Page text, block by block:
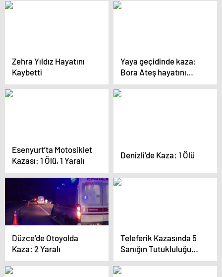
kahreden sonu…
turistten 20’si taburcu
Zehra Yıldız Hayatını
Kaybetti
Yaya geçidinde kaza:
Bora Ateş hayatını
kaybetti
Esenyurt’ta Motosiklet
Kazası: 1 Ölü, 1 Yaralı
Denizli’de Kaza: 1 Ölü
Düzce’de Otoyolda
Kaza: 2 Yaralı
Teleferik Kazasında 5
Sanığın Tutukluluğu
Devam Ediyor